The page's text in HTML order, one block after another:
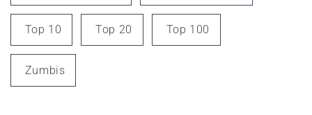
Top 10 Top 20 Top 100
Zumbis